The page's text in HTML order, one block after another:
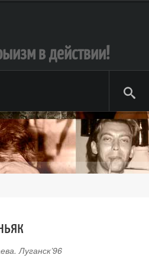
в действии!
Луганск’96